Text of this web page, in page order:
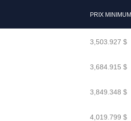
PRIX MINIMUM
3,503.927 $
3,684.915 $
3,849.348 $
4,019.799 $